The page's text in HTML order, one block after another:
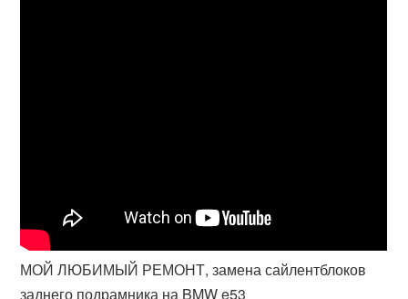
МОЙ ЛЮБИМЫЙ РЕМОНТ, замена сайлентблоков
заднего подрамника на BMW e53